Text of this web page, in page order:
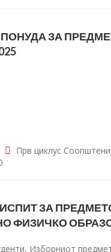
ЗА
Прв циклус
ЗА
ФИЗИЧКО
Изборниот